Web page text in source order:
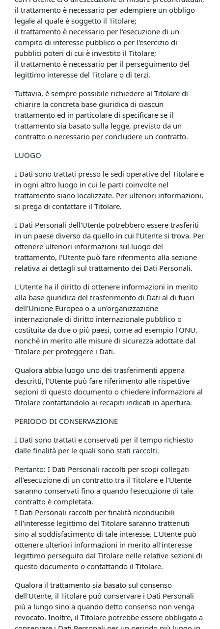
il trattamento è necessario per adempiere un obbligo
legale al quale è soggetto il Titolare;
il trattamento è necessario per l'esecuzione di un
compito di interesse pubblico o per l'esercizio di
pubblici poteri di cui è investito il Titolare;
il trattamento è necessario per il perseguimento del
legittimo interesse del Titolare o di terzi.
Tuttavia, è sempre possibile richiedere al Titolare di
chiarire la concreta base giuridica di ciascun
trattamento ed in particolare di specificare se il
trattamento sia basato sulla legge, previsto da un
contratto o necessario per concludere un contratto.
LUOGO
I Dati sono trattati presso le sedi operative del Titolare e
in ogni altro luogo in cui le parti coinvolte nel
trattamento siano localizzate. Per ulteriori informazioni,
si prega di contattare il Titolare.
I Dati Personali dell'Utente potrebbero essere trasferiti
in un paese diverso da quello in cui l'Utente si trova. Per
ottenere ulteriori informazioni sul luogo del
trattamento, l'Utente può fare riferimento alla sezione
relativa ai dettagli sul trattamento dei Dati Personali.
L'Utente ha il diritto di ottenere informazioni in merito
alla base giuridica del trasferimento di Dati al di fuori
dell'Unione Europea o a un'organizzazione
internazionale di diritto internazionale pubblico o
costituita da due o più paesi, come ad esempio l'ONU,
nonché in merito alle misure di sicurezza adottate dal
Titolare per proteggere i Dati.
Qualora abbia luogo uno dei trasferimenti appena
descritti, l'Utente può fare riferimento alle rispettive
sezioni di questo documento o chiedere informazioni al
Titolare contattandolo ai recapiti indicati in apertura.
PERIODO DI CONSERVAZIONE
I Dati sono trattati e conservati per il tempo richiesto
dalle finalità per le quali sono stati raccolti.
Pertanto: I Dati Personali raccolti per scopi collegati
all'esecuzione di un contratto tra il Titolare e l'Utente
saranno conservati fino a quando l'esecuzione di tale
contratto è completata.
I Dati Personali raccolti per finalità riconducibili
all'interesse legittimo del Titolare saranno trattenuti
sino al soddisfacimento di tale interesse. L'Utente può
ottenere ulteriori informazioni in merito all'interesse
legittimo perseguito dal Titolare nelle relative sezioni di
questo documento o contattando il Titolare.
Qualora il trattamento sia basato sul consenso
dell'Utente, il Titolare può conservare i Dati Personali
più a lungo sino a quando detto consenso non venga
revocato. Inoltre, il Titolare potrebbe essere obbligato a